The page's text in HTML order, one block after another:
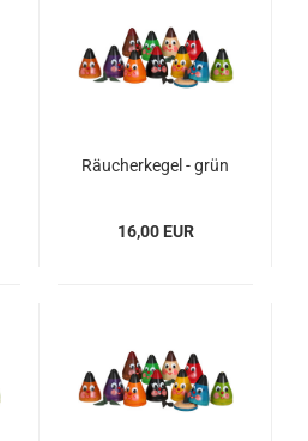
Räucherkegel - grün
16,00 EUR